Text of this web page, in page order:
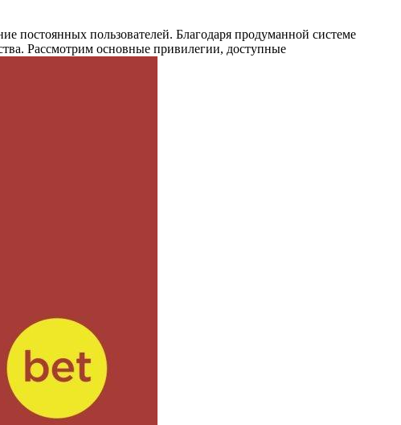
постоянных пользователей. Благодаря продуманной системе
Рассмотрим основные привилегии, доступные